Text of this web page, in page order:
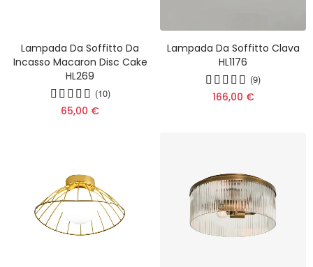
Lampada Da Soffitto Da
Incasso Macaron Disc Cake
HL269
(10)
65,00 €
Lampada Da Soffitto Clava
HL1176
(9)
166,00 €